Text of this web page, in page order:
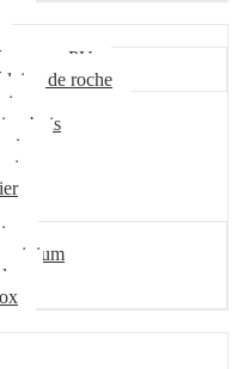
mousse PU
laine de roche
bois